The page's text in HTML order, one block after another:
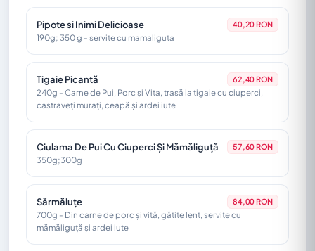
80g - Din carne de porc, vita si oaie. Servit cu muștar
Cârnați Kasekrainer 55,20 RON
200g - Cârnați Vienezi din carne de porc, cu inserții de
cașcaval
Ceafă De Porc 53,40 RON
200g
Pipote si Inimi Delicioase 40,20 RON
190g; 350 g - servite cu mamaliguta
Tigaie Picantă 62,40 RON
240g - Carne de Pui, Porc și Vita, trasă la tigaie cu ciuperci,
castraveți murați, ceapă și ardei iute
Ciulama De Pui Cu Ciuperci Și Mămăliguță 57,60 RON
350g;300g
Sărmăluțe 84,00 RON
700g - Din carne de porc și vită, gătite lent, servite cu
mămăliguță și ardei iute